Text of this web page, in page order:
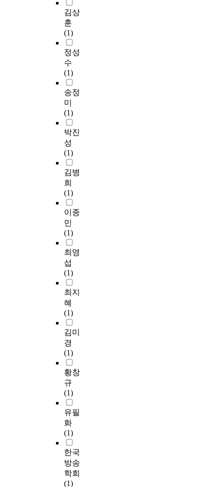
김상
훈
(1)
정성
수
(1)
송정
미
(1)
박진
성
(1)
김병
희
(1)
이종
민
(1)
최영
섭
(1)
최지
혜
(1)
김미
경
(1)
황창
규
(1)
유필
화
(1)
한국
방송
학회
(1)